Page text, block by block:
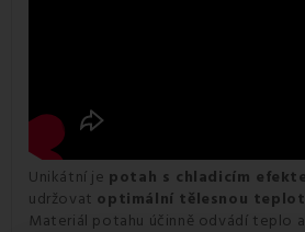
Unikátní je potah s chladicím
udržovat optimální tělesnou
Materiál potahu účinně odvádí teplo